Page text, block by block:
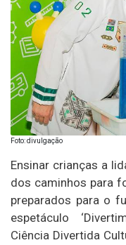
Foto: divulgação
Ensinar crianças a
dos caminhos para
preparados para o
espetáculo
Ciência Divertida